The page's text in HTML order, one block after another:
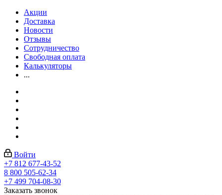
Акции
Доставка
Новости
Отзывы
Сотрудничество
Свободная оплата
Калькуляторы
...
Войти
+7 812 677-43-52
8 800 505-62-34
+7 499 704-08-30
Заказать звонок